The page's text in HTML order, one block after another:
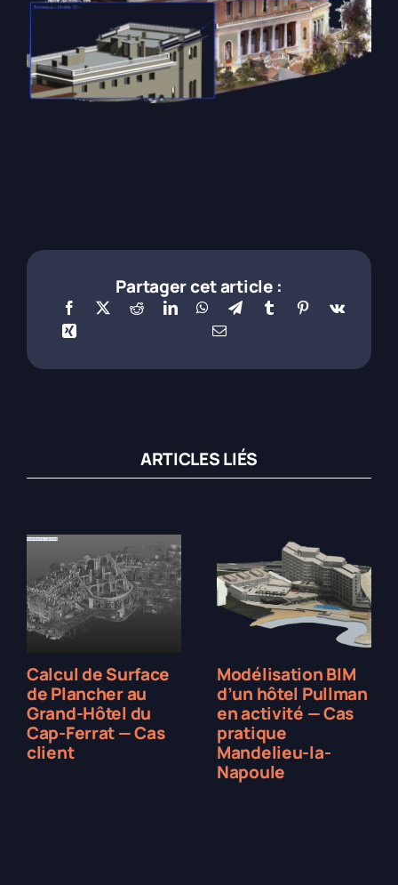
Partager cet article :
ARTICLES LIÉS
Calcul de Surface
de Plancher au
Grand-Hôtel du
Cap-Ferrat — Cas
client
Modélisation BIM
d’un hôtel Pullman
en activité — Cas
pratique
Mandelieu-la-
Napoule